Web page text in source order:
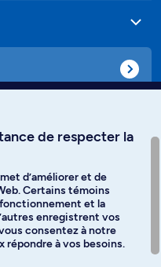
Instagram
de respecter la
d’améliorer et de
Certains témoins
et la
enregistrent vos
consentez à notre
à vos besoins.